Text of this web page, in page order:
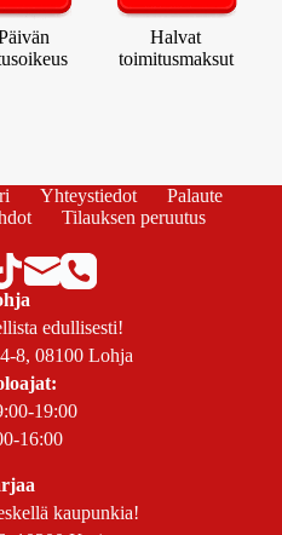
Halvat
toimitusmaksut
Yhteystiedot
Palaute
Tilauksen peruutus
edullisesti!
8, 08100 Lohja
19:00
16:00
kaupunkia!